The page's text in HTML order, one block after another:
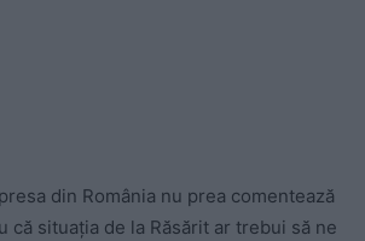
din România nu prea comentează
că situația de la Răsărit ar trebui să ne